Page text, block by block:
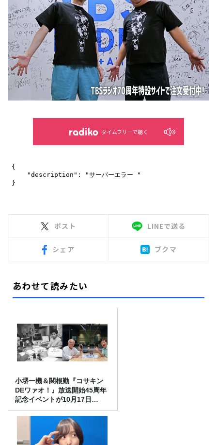
タイムフリーで聴く
ポスト LINEで送る
シェア ブクマ
あわせて読みたい
小堺一機＆関根勤『コサキン
DEワァオ！』放送開始45周年
記念イベントが10月17日
（土）に開催決定！本日より
FC先行受付スタート！